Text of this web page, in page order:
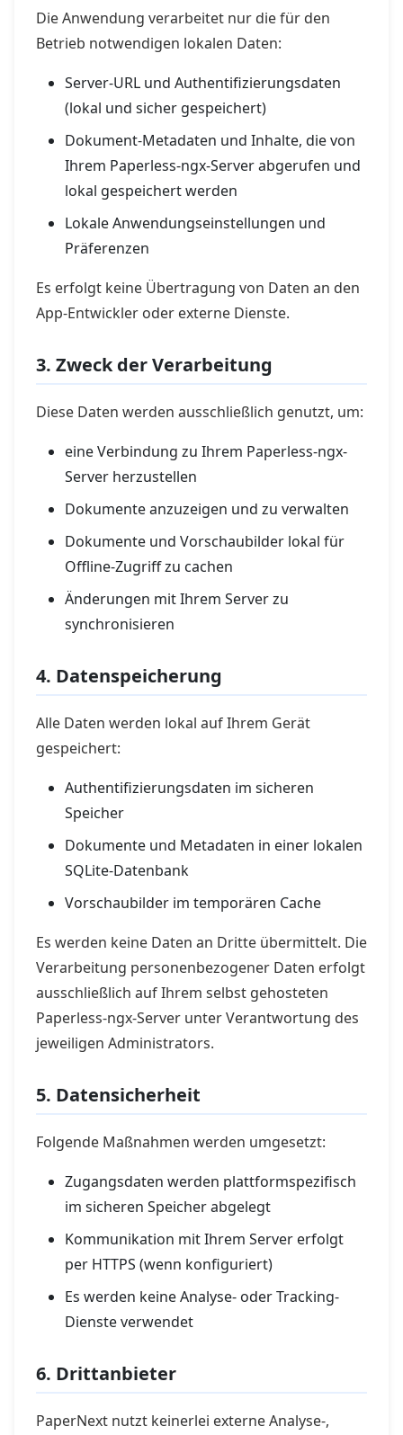
Die Anwendung verarbeitet nur die für den
Betrieb notwendigen lokalen Daten:
Server-URL und Authentifizierungsdaten
(lokal und sicher gespeichert)
Dokument-Metadaten und Inhalte, die von
Ihrem Paperless-ngx-Server abgerufen und
lokal gespeichert werden
Lokale Anwendungseinstellungen und
Präferenzen
Es erfolgt keine Übertragung von Daten an den
App-Entwickler oder externe Dienste.
3. Zweck der Verarbeitung
Diese Daten werden ausschließlich genutzt, um:
eine Verbindung zu Ihrem Paperless-ngx-
Server herzustellen
Dokumente anzuzeigen und zu verwalten
Dokumente und Vorschaubilder lokal für
Offline-Zugriff zu cachen
Änderungen mit Ihrem Server zu
synchronisieren
4. Datenspeicherung
Alle Daten werden lokal auf Ihrem Gerät
gespeichert:
Authentifizierungsdaten im sicheren
Speicher
Dokumente und Metadaten in einer lokalen
SQLite-Datenbank
Vorschaubilder im temporären Cache
Es werden keine Daten an Dritte übermittelt. Die
Verarbeitung personenbezogener Daten erfolgt
ausschließlich auf Ihrem selbst gehosteten
Paperless-ngx-Server unter Verantwortung des
jeweiligen Administrators.
5. Datensicherheit
Folgende Maßnahmen werden umgesetzt:
Zugangsdaten werden plattformspezifisch
im sicheren Speicher abgelegt
Kommunikation mit Ihrem Server erfolgt
per HTTPS (wenn konfiguriert)
Es werden keine Analyse- oder Tracking-
Dienste verwendet
6. Drittanbieter
PaperNext nutzt keinerlei externe Analyse-,